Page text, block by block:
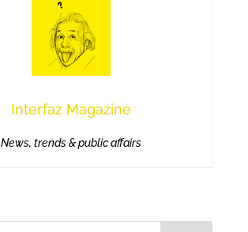
Interfaz Magazine
News, trends & public affairs